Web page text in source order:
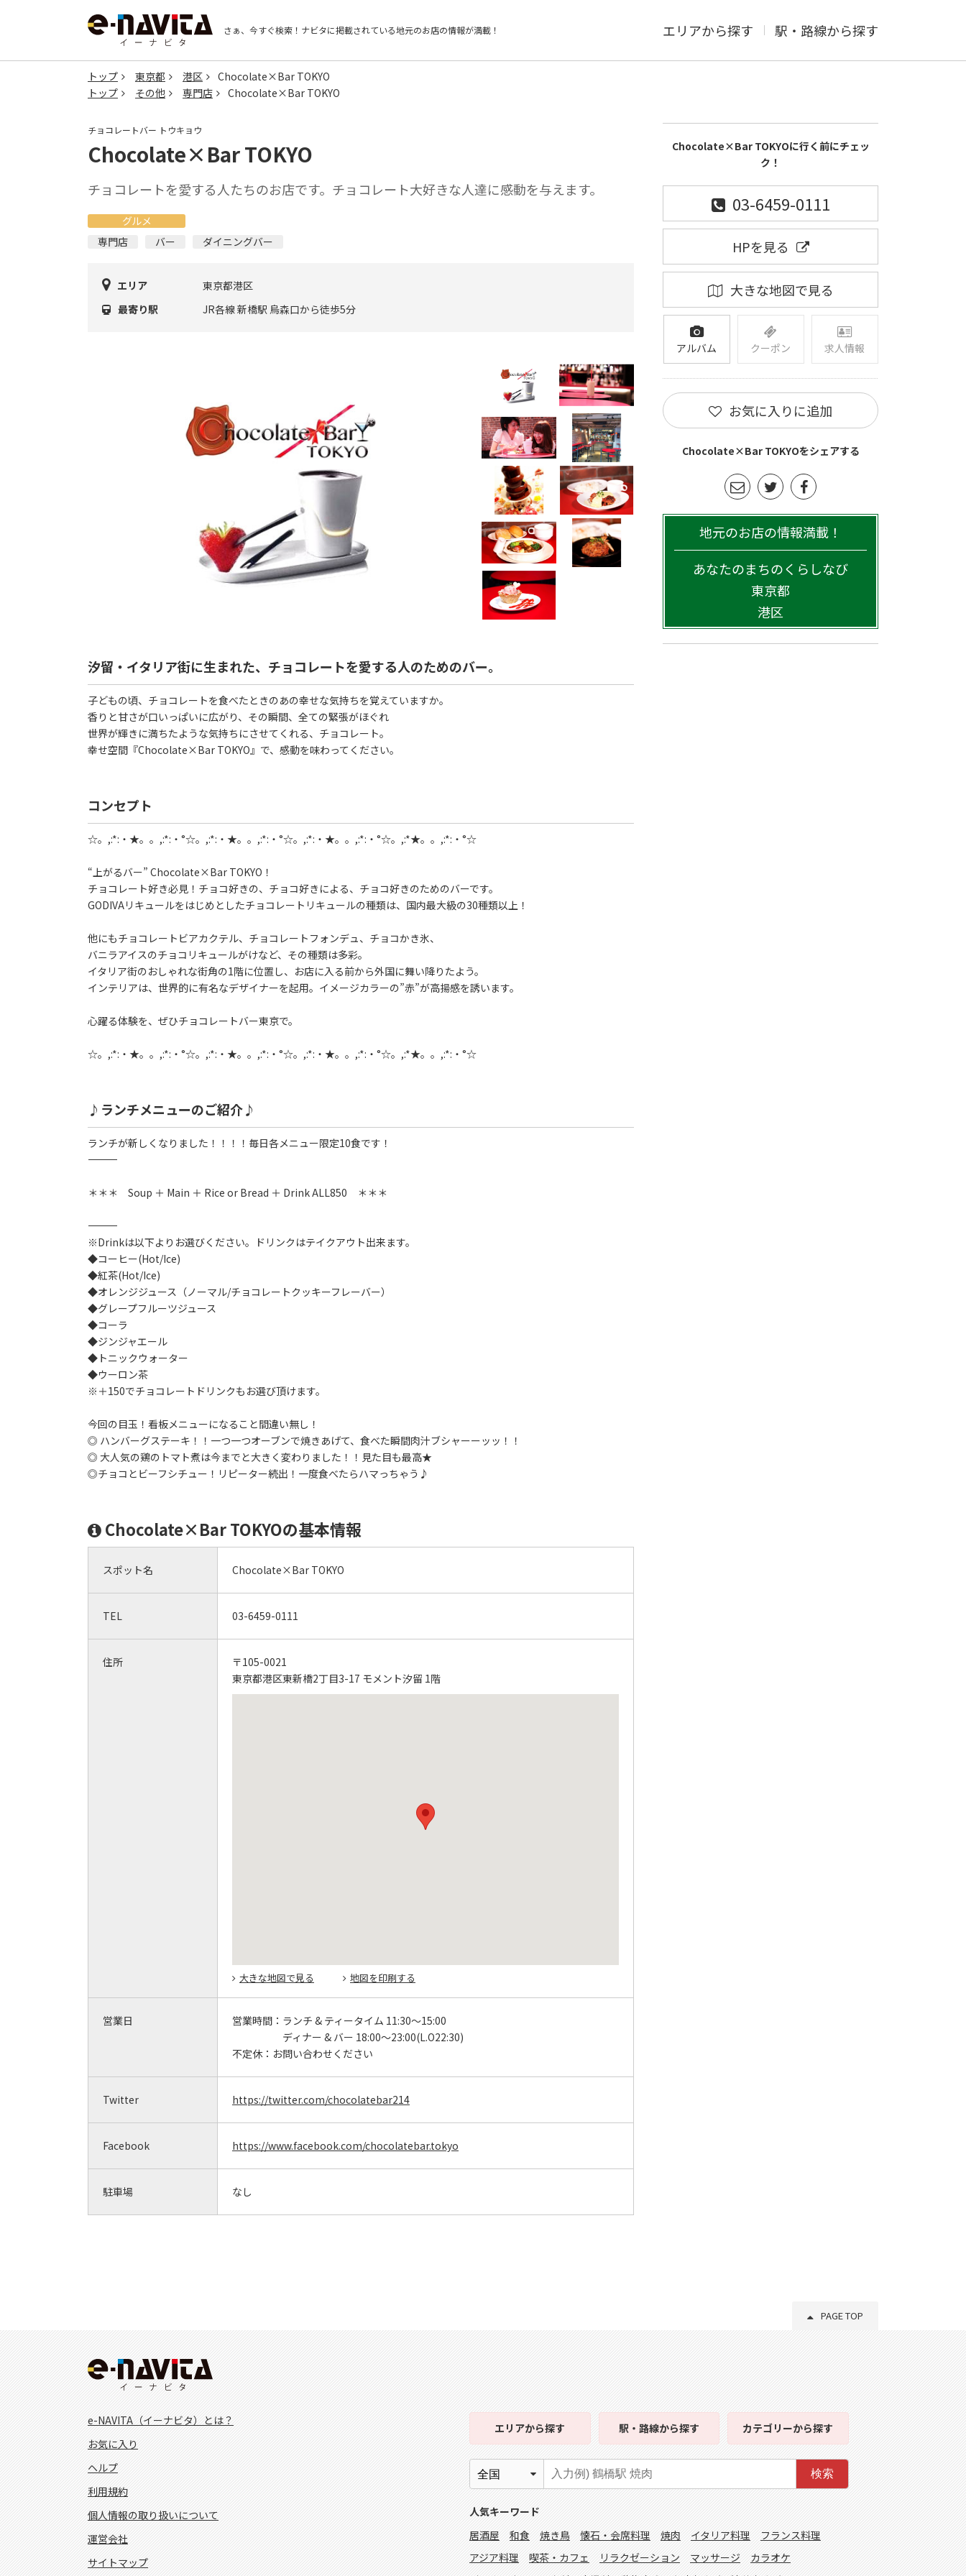
さぁ、今すぐ検索！ ナビタに掲載されている地元のお店の情報が満載！ エリアから探す 駅・路線から探す
トップ 東京都 港区
Chocolate×Bar TOKYO
トップ
その他 専門店 Chocolate×Bar TOKYO
チョコレートバー トウキョウ
Chocolate×Bar TOKYO
チョコレートを愛する人たちのお店です。チョコレート大好きな人達に感動を与えます。
グルメ
専門店
バー ダイニングバー
エリア
東京都港区
最寄り駅
JR各線 新橋駅 烏森口から徒歩5分
汐留・イタリア街に生まれた、チョコレートを愛する人のためのバー。
子どもの頃、チョコレートを食べたときのあの幸せな気持ちを覚えていますか。
香りと甘さが口いっぱいに広がり、その瞬間、全ての緊張がほぐれ
世界が輝きに満ちたような気持ちにさせてくれる、チョコレート。
幸せ空間『Chocolate×Bar TOKYO』で、感動を味わってください。
コンセプト
☆。,:*:・★。。,:*:・°☆。,:*:・★。。,:*:・°☆。,:*:・★。。,:*:・°☆。,:*★。。,:*:・°☆
“上がるバー” Chocolate×Bar TOKYO！
チョコレート好き必見！チョコ好きの、チョコ好きによる、チョコ好きのためのバーです。
GODIVAリキュールをはじめとしたチョコレートリキュールの種類は、国内最大級の30種類以上！
他にもチョコレートビアカクテル、チョコレートフォンデュ、チョコかき氷、
バニラアイスのチョコリキュールがけなど、その種類は多彩。
イタリア街のおしゃれな街角の1階に位置し、お店に入る前から外国に舞い降りたよう。
インテリアは、世界的に有名なデザイナーを起用。イメージカラーの”赤”が高揚感を誘います。
心躍る体験を、ぜひチョコレートバー東京で。
☆。,:*:・★。。,:*:・°☆。,:*:・★。。,:*:・°☆。,:*:・★。。,:*:・°☆。,:*★。。,:*:・°☆
♪ランチメニューのご紹介♪
ランチが新しくなりました！！！！毎日各メニュー限定10食です！
――――――――――――――――――――――――――――
＊＊＊ Soup ＋ Main ＋ Rice or Bread ＋ Drink ALL850 ＊＊＊
――――――――――――――――――――――――――――
※Drinkは以下よりお選びください。ドリンクはテイクアウト出来ます。
◆コーヒー(Hot/Ice)
◆紅茶(Hot/Ice)
◆オレンジジュース（ノーマル/チョコレートクッキーフレーバー）
◆グレープフルーツジュース
◆コーラ
◆ジンジャエール
◆トニックウォーター
◆ウーロン茶
※＋150でチョコレートドリンクもお選び頂けます。
今回の目玉！看板メニューになること間違い無し！
◎ ハンバーグステーキ！！一つ一つオーブンで焼きあげて、食べた瞬間肉汁ブシャーーッッ！！
◎ 大人気の鶏のトマト煮は今までと大きく変わりました！！見た目も最高★
◎チョコとビーフシチュー！リピーター続出！一度食べたらハマっちゃう♪
Chocolate×Bar TOKYOの基本情報
スポット名 Chocolate×Bar TOKYO
TEL 03-6459-0111
住所
〒105-0021
東京都港区東新橋2丁目3-17 モメント汐留 1階
大きな地図で見る 地図を印刷する
営業日 営業時間： ランチ & ティータイム 11:30～15:00
ディナー & バー 18:00～23:00(L.O22:30)
不定休： お問い合わせください
Twitter https://twitter.com/chocolatebar214
Facebook https://www.facebook.com/chocolatebar.tokyo
駐車場 なし
Chocolate×Bar TOKYOに行く前にチェッ
ク！
03-6459-0111
HPを見る
大きな地図で見る
アルバム クーポン 求人情報
お気に入りに追加
Chocolate×Bar TOKYOをシェアする
地元のお店の情報満載！
あなたのまちのくらしなび
東京都
港区
PAGE TOP
e-NAVITA（イーナビタ）とは？
お気に入り
ヘルプ
利用規約
個人情報の取り扱いについて
運営会社
サイトマップ
エリアから探す 駅・路線から探す カテゴリーから探す
検索
人気キーワード
居酒屋
和食 焼き鳥 懐石・会席料理 焼肉 イタリア料理
フランス料理
アジア料理
喫茶・カフェ リラクゼーション マッサージ
カラオケ